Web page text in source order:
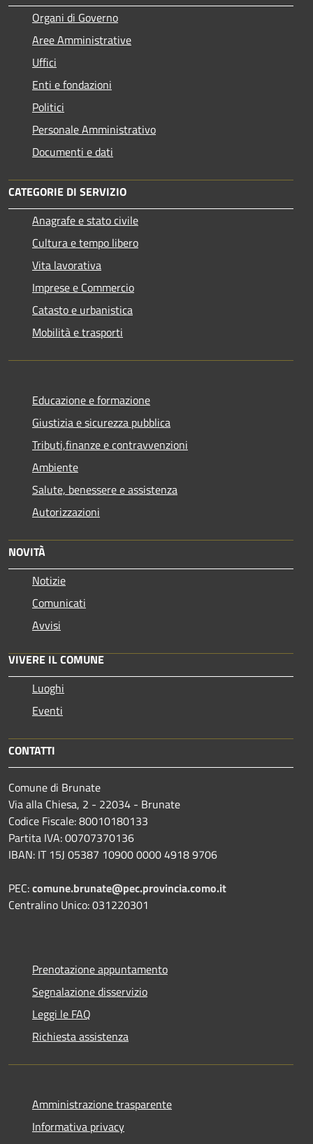
Organi di Governo
Aree Amministrative
Uffici
Enti e fondazioni
Politici
Personale Amministrativo
Documenti e dati
CATEGORIE DI SERVIZIO
Anagrafe e stato civile
Cultura e tempo libero
Vita lavorativa
Imprese e Commercio
Catasto e urbanistica
Mobilità e trasporti
Educazione e formazione
Giustizia e sicurezza pubblica
Tributi,finanze e contravvenzioni
Ambiente
Salute, benessere e assistenza
Autorizzazioni
NOVITÀ
Notizie
Comunicati
Avvisi
VIVERE IL COMUNE
Luoghi
Eventi
CONTATTI
Comune di Brunate
Via alla Chiesa, 2 - 22034 - Brunate
Codice Fiscale: 80010180133
Partita IVA: 00707370136
IBAN: IT 15J 05387 10900 0000 4918 9706
PEC:comune.brunate@pec.provincia.como.it
Centralino Unico: 031220301
Prenotazione appuntamento
Segnalazione disservizio
Leggi le FAQ
Richiesta assistenza
Amministrazione trasparente
Informativa privacy